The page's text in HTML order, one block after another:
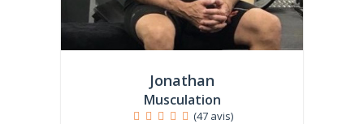
Jonathan
Musculation
(47 avis)